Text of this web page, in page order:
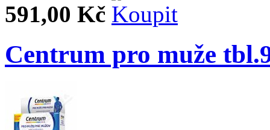
591,00 Kč
Centrum pro muže